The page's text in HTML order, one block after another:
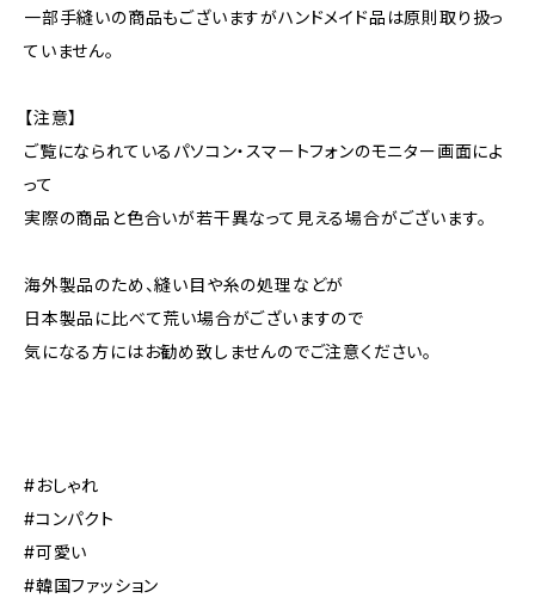
一部手縫いの商品もございますがハンドメイド品は原則取り扱っ
ていません。
【注意】
ご覧になられているパソコン・スマートフォンのモニター画面によ
って
実際の商品と色合いが若干異なって見える場合がございます。
海外製品のため、縫い目や糸の処理などが
日本製品に比べて荒い場合がございますので
気になる方にはお勧め致しませんのでご注意ください。
#おしゃれ
#コンパクト
#可愛い
#韓国ファッション